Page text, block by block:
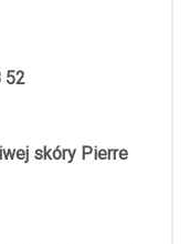
52
skóry Pierre